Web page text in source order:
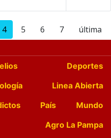
4 5 6 7 última
Deportes
Linea Abierta
País
Mundo
Agro La Pampa